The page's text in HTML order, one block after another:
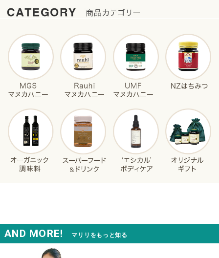
AND MORE! マリリをもっと知る